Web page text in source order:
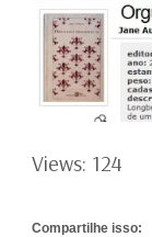
Views: 124
Compartilhe isso: